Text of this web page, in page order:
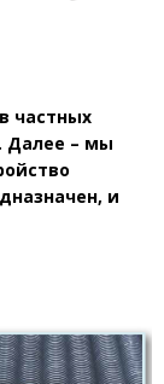
частных
Далее – мы
и